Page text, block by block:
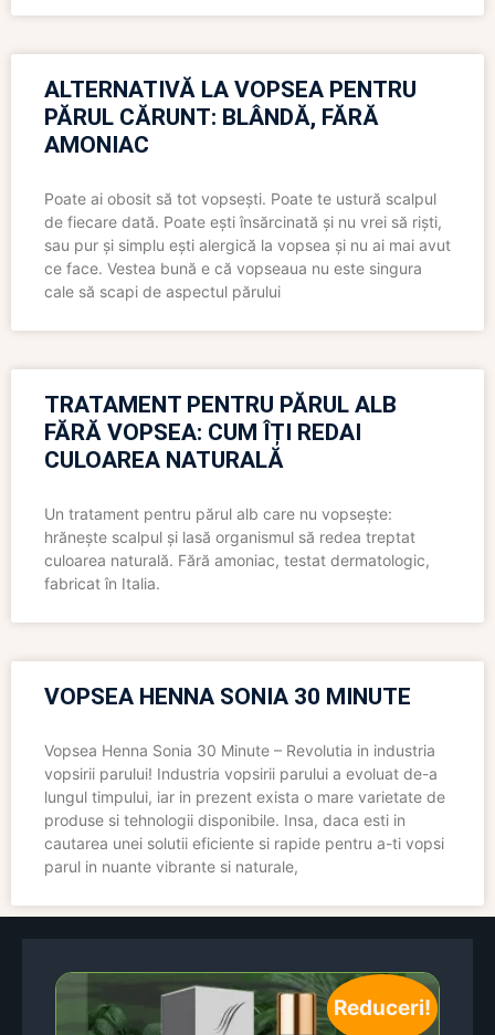
ALTERNATIVĂ LA VOPSEA PENTRU
PĂRUL CĂRUNT: BLÂNDĂ, FĂRĂ
AMONIAC
Poate ai obosit să tot vopsești. Poate te ustură scalpul
de fiecare dată. Poate ești însărcinată și nu vrei să riști,
sau pur și simplu ești alergică la vopsea și nu ai mai avut
ce face. Vestea bună e că vopseaua nu este singura
cale să scapi de aspectul părului
TRATAMENT PENTRU PĂRUL ALB
FĂRĂ VOPSEA: CUM ÎȚI REDAI
CULOAREA NATURALĂ
Un tratament pentru părul alb care nu vopsește:
hrănește scalpul și lasă organismul să redea treptat
culoarea naturală. Fără amoniac, testat dermatologic,
fabricat în Italia.
VOPSEA HENNA SONIA 30 MINUTE
Vopsea Henna Sonia 30 Minute – Revolutia in industria
vopsirii parului! Industria vopsirii parului a evoluat de-a
lungul timpului, iar in prezent exista o mare varietate de
produse si tehnologii disponibile. Insa, daca esti in
cautarea unei solutii eficiente si rapide pentru a-ti vopsi
parul in nuante vibrante si naturale,
Reduceri!